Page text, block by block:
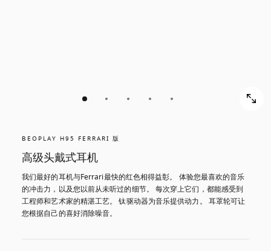
BEOPLAY H95 FERRARI 版
高级头戴式耳机
我们最好的耳机与Ferrari最快的红色相得益彰。 体验您最喜欢的音乐
的冲击力，以及您以前从未听过的细节。 每次穿上它们，都能感受到
工程师和艺术家的精湛工艺。 钛驱动器为音乐提供动力。 耳罩轮可让
您根据自己的喜好消除噪音。